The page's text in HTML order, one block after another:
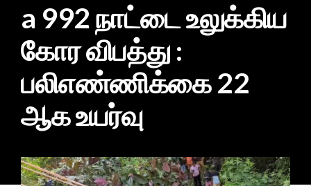
a 992 நாட்டை உலுக்கிய
கோர விபத்து :
பலிஎண்ணிக்கை 22
ஆக உயர்வு